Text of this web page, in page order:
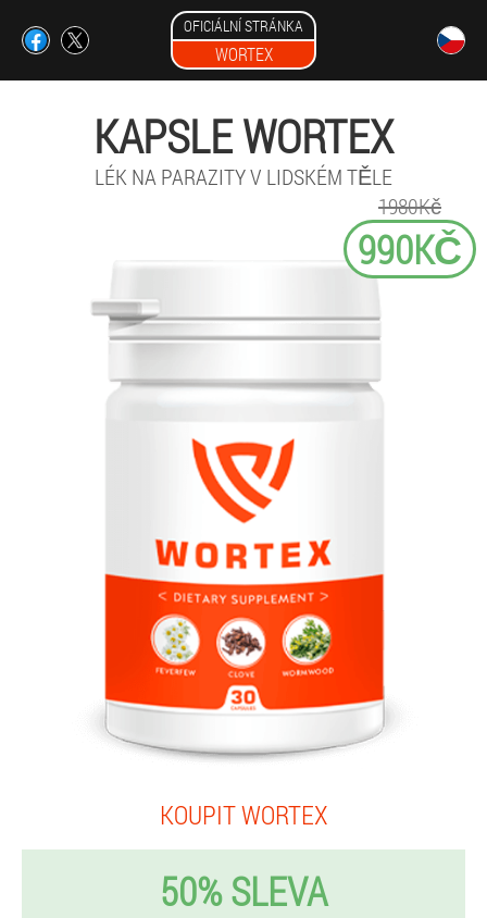
OFICIÁLNÍ STRÁNKA
WORTEX
KAPSLE WORTEX
LÉK NA PARAZITY V LIDSKÉM TĚLE
1980Kč
990KČ
KOUPIT WORTEX
50% SLEVA